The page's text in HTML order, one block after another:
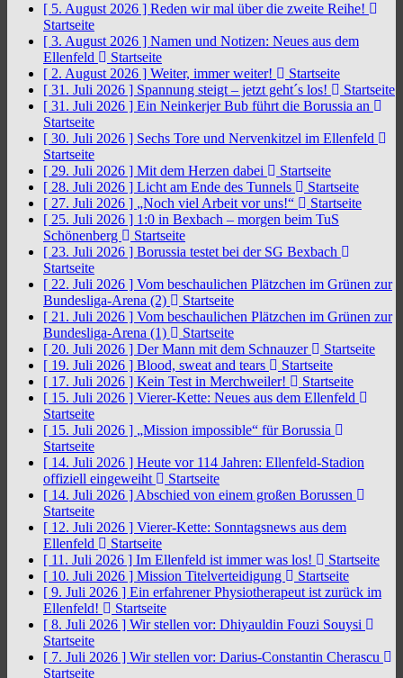
[ 5. August 2026 ] Reden wir mal über die zweite Reihe!
Startseite
[ 3. August 2026 ] Namen und Notizen: Neues aus dem
Ellenfeld
Startseite
[ 2. August 2026 ] Weiter, immer weiter!
Startseite
[ 31. Juli 2026 ] Spannung steigt – jetzt geht´s los!
Startseite
[ 31. Juli 2026 ] Ein Neinkerjer Bub führt die Borussia an
Startseite
[ 30. Juli 2026 ] Sechs Tore und Nervenkitzel im Ellenfeld
Startseite
[ 29. Juli 2026 ] Mit dem Herzen dabei
Startseite
[ 28. Juli 2026 ] Licht am Ende des Tunnels
Startseite
[ 27. Juli 2026 ] „Noch viel Arbeit vor uns!“
Startseite
[ 25. Juli 2026 ] 1:0 in Bexbach – morgen beim TuS
Schönenberg
Startseite
[ 23. Juli 2026 ] Borussia testet bei der SG Bexbach
Startseite
[ 22. Juli 2026 ] Vom beschaulichen Plätzchen im Grünen zur
Bundesliga-Arena (2)
Startseite
[ 21. Juli 2026 ] Vom beschaulichen Plätzchen im Grünen zur
Bundesliga-Arena (1)
Startseite
[ 20. Juli 2026 ] Der Mann mit dem Schnauzer
Startseite
[ 19. Juli 2026 ] Blood, sweat and tears
Startseite
[ 17. Juli 2026 ] Kein Test in Merchweiler!
Startseite
[ 15. Juli 2026 ] Vierer-Kette: Neues aus dem Ellenfeld
Startseite
[ 15. Juli 2026 ] „Mission impossible“ für Borussia
Startseite
[ 14. Juli 2026 ] Heute vor 114 Jahren: Ellenfeld-Stadion
offiziell eingeweiht
Startseite
[ 14. Juli 2026 ] Abschied von einem großen Borussen
Startseite
[ 12. Juli 2026 ] Vierer-Kette: Sonntagsnews aus dem
Ellenfeld
Startseite
[ 11. Juli 2026 ] Im Ellenfeld ist immer was los!
Startseite
[ 10. Juli 2026 ] Mission Titelverteidigung
Startseite
[ 9. Juli 2026 ] Ein erfahrener Physiotherapeut ist zurück im
Ellenfeld!
Startseite
[ 8. Juli 2026 ] Wir stellen vor: Dhiyauldin Fouzi Souysi
Startseite
[ 7. Juli 2026 ] Wir stellen vor: Darius-Constantin Cherascu
Startseite